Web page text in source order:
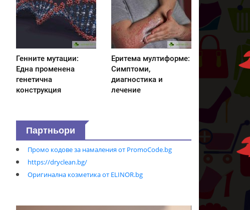
Генните мутации:
Една променена
генетична
конструкция
Еритема мултиформе:
Симптоми,
диагностика и
лечение
Партньори
Промо кодове за намаления от PromoCode.bg
https://dryclean.bg/
Оригинална козметика от ELINOR.bg